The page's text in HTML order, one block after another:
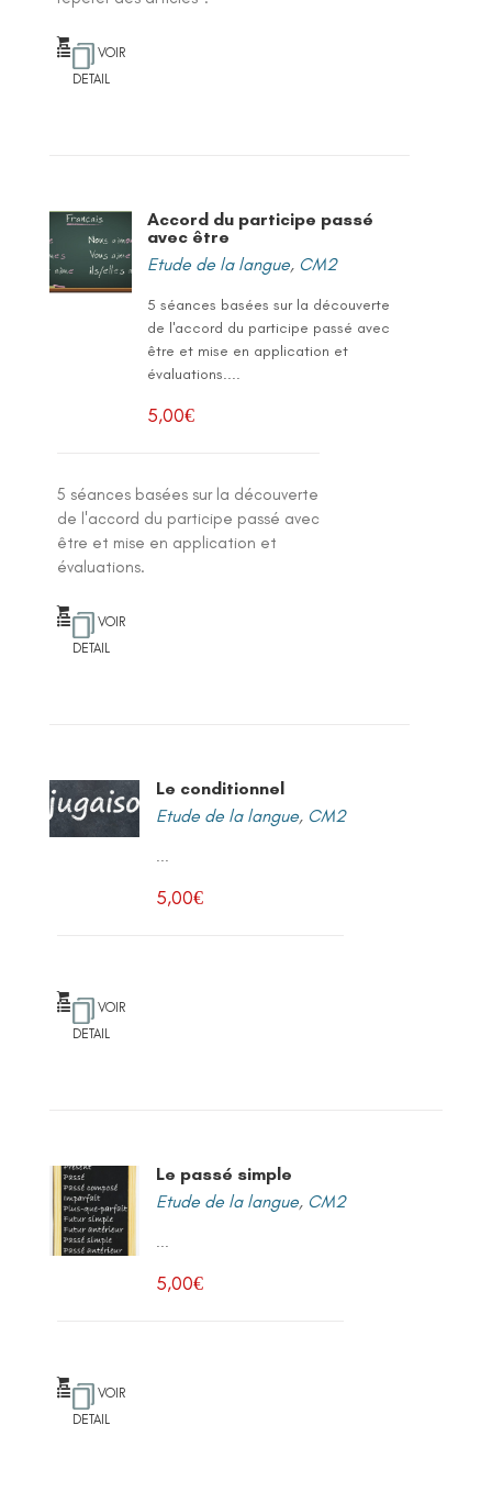
VOIR
DETAIL
Accord du participe passé
avec être
Etude de la langue, CM2
5 séances basées sur la découverte
de l'accord du participe passé avec
être et mise en application et
évaluations....
5,00€
5 séances basées sur la découverte
de l'accord du participe passé avec
être et mise en application et
évaluations.
VOIR
DETAIL
Le conditionnel
Etude de la langue, CM2
...
5,00€
VOIR
DETAIL
Le passé simple
Etude de la langue, CM2
...
5,00€
VOIR
DETAIL